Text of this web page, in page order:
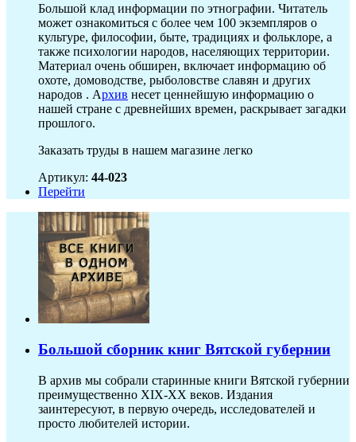
Большой клад информации по этнографии. Читатель
может ознакомиться с более чем 100 экземпляров о
культуре, философии, быте, традициях и фольклоре, а
также психологии народов, населяющих территории.
Материал очень обширен, включает информацию об
охоте, домоводстве, рыболовстве славян и других
народов . Архив несет ценнейшую информацию о
нашей стране с древнейших времен, раскрывает загадки
прошлого.
Заказать труды в нашем магазине легко
Артикул: 44-023
Перейти
Большой сборник книг Вятской губернии
В архив мы собрали старинные книги Вятской губернии
преимущественно XIX-ХХ веков. Издания
заинтересуют, в первую очередь, исследователей и
просто любителей истории.